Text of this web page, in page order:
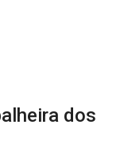
dos